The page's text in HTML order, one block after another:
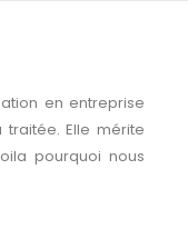
en entreprise
Elle mérite
pourquoi nous